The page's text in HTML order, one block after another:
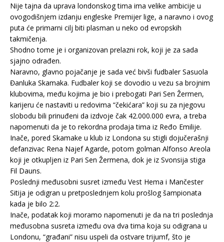
Nije tajna da uprava londonskog tima ima velike ambicije u
ovogodišnjem izdanju engleske Premijer lige, a naravno i ovog
puta će primarni cilj biti plasman u neko od evropskih
takmičenja.
Shodno tome je i organizovan prelazni rok, koji je za sada
sjajno odrađen.
Naravno, glavno pojačanje je sada već bivši fudbaler Sasuola
Đanluka Skamaka. Fudbaler koji se dovodio u vezu sa brojnim
klubovima, među kojima je bio i prebogati Pari Sen Žermen,
karijeru će nastaviti u redovima “čekićara” koji su za njegovu
slobodu bili prinuđeni da izdvoje čak 42.000.000 evra, a treba
napomenuti da je to rekordna prodaja tima iz Ređo Emilije.
Inače, pored Skamake u klub iz Londona su stigli dojučerašnji
defanzivac Rena Najef Agarde, potom golman Alfonso Areola
koji je otkupljen iz Pari Sen Žermena, dok je iz Svonsija stiga
Fil Dauns.
Poslednji međusobni susret između Vest Hema i Mančester
Sitija je odigran u pretposlednjem kolu prošlog šampionata
kada je bilo 2:2.
Inače, podatak koji moramo napomenuti je da na tri poslednja
međusobna susreta između ova dva tima koja su odigrana u
Londonu, “građani” nisu uspeli da ostvare trijumf, što je